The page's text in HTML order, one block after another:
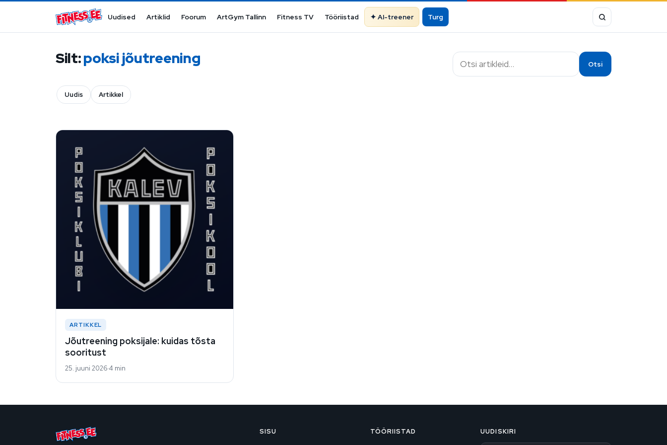
Uudised Artiklid Foorum ArtGym Tallinn Fitness TV Tööriistad AI-treener Turg
Silt:poksi jõutreening Otsi
Otsi
Uudis Artikkel
ARTIKKEL
Jõutreening poksijale: kuidas tõsta
sooritust
25. juuni 2026 4 min
SISU TÖÖRIISTAD UUDISKIRI